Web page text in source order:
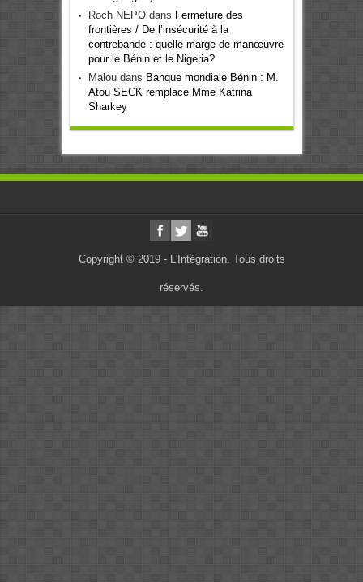
Roch NEPOdans Fermeture des
frontières / De l’insécurité à la
contrebande : quelle marge de manœuvre
pour le Bénin et le Nigeria?
Maloudans Banque mondiale Bénin : M.
Atou SECK remplace Mme Katrina
Sharkey
Copyright © 2019 - L'Intégration. Tous droits
réservés.